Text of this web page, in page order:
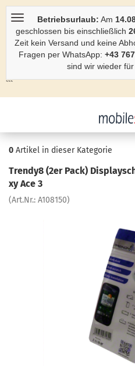
Betriebsurlaub: Am
geschlossen bis einschließlich
Zeit kein Versand und keine
Fragen per WhatsApp: +43
sind wir wieder für
```
0 Artikel in dieser Kategorie
Trendy8 (2er Pack)
xy Ace 3
(Art.Nr.: A108150)